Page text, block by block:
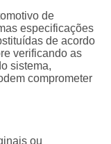
de
especificações
de acordo
verificando as
sistema,
comprometer
ou